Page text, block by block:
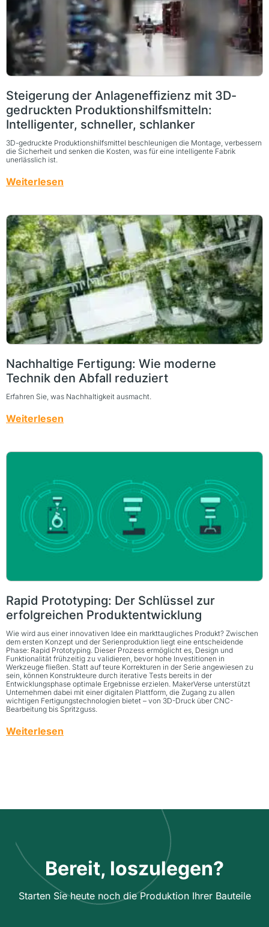
Steigerung der Anlageneffizienz mit 3D-
gedruckten Produktionshilfsmitteln:
Intelligenter, schneller, schlanker
3D-gedruckte Produktionshilfsmittel beschleunigen die Montage, verbessern
die Sicherheit und senken die Kosten, was für eine intelligente Fabrik
unerlässlich ist.
Weiterlesen
Nachhaltige Fertigung: Wie moderne
Technik den Abfall reduziert
Erfahren Sie, was Nachhaltigkeit ausmacht.
Weiterlesen
Rapid Prototyping: Der Schlüssel zur
erfolgreichen Produktentwicklung
Wie wird aus einer innovativen Idee ein markttaugliches Produkt? Zwischen
dem ersten Konzept und der Serienproduktion liegt eine entscheidende
Phase: Rapid Prototyping. Dieser Prozess ermöglicht es, Design und
Funktionalität frühzeitig zu validieren, bevor hohe Investitionen in
Werkzeuge fließen. Statt auf teure Korrekturen in der Serie angewiesen zu
sein, können Konstrukteure durch iterative Tests bereits in der
Entwicklungsphase optimale Ergebnisse erzielen. MakerVerse unterstützt
Unternehmen dabei mit einer digitalen Plattform, die Zugang zu allen
wichtigen Fertigungstechnologien bietet – von 3D-Druck über CNC-
Bearbeitung bis Spritzguss.
Weiterlesen
Bereit, loszulegen?
Starten Sie heute noch die Produktion Ihrer Bauteile